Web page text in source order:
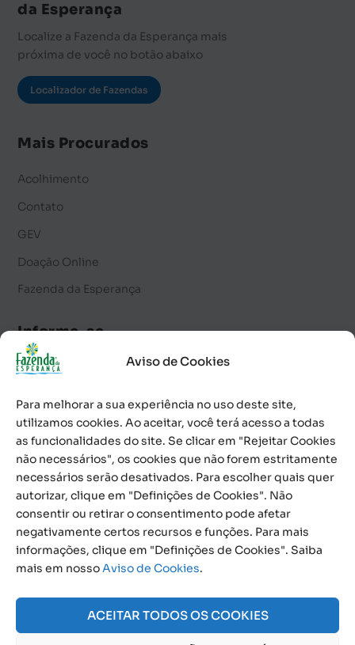
Aviso de Cookies
Para melhorar a sua experiência no uso deste site,
utilizamos cookies. Ao aceitar, você terá acesso a todas
as funcionalidades do site. Se clicar em "Rejeitar Cookies
não necessários", os cookies que não forem estritamente
necessários serão desativados. Para escolher quais quer
autorizar, clique em "Definições de Cookies". Não
consentir ou retirar o consentimento pode afetar
negativamente certos recursos e funções. Para mais
informações, clique em "Definições de Cookies". Saiba
mais em nossoAviso de Cookies.
ACEITAR TODOS OS COOKIES
da Esperança
Localize a Fazenda da Esperança mais
próxima de você no botão abaixo
Localizador de Fazendas
Mais Procurados
Acolhimento
Contato
GEV
Doação Online
Fazenda da Esperança
Informe-se
Notícias
Calendário de Eventos
Contato
0800 591 1100
Social